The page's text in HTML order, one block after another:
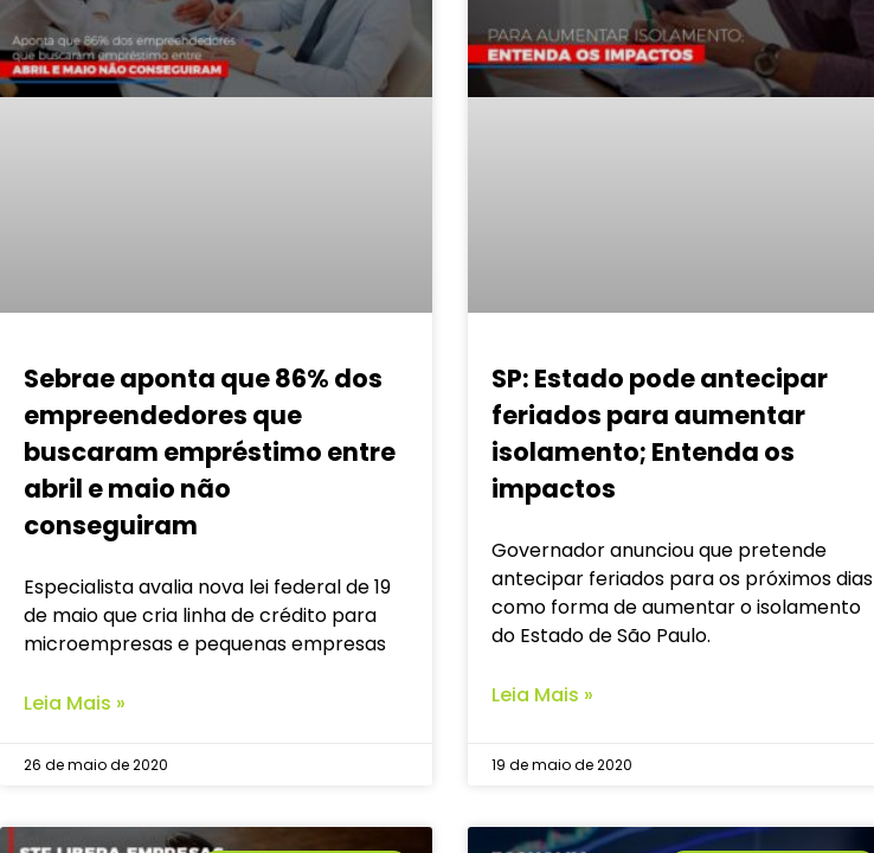
Sebrae aponta que 86% dos
empreendedores que
buscaram empréstimo entre
abril e maio não
conseguiram
Especialista avalia nova lei federal de 19
de maio que cria linha de crédito para
microempresas e pequenas empresas
Leia Mais »
26 de maio de 2020
SP: Estado pode antecipar
feriados para aumentar
isolamento; Entenda os
impactos
Governador anunciou que pretende
antecipar feriados para os próximos dias
como forma de aumentar o isolamento
do Estado de São Paulo.
Leia Mais »
19 de maio de 2020